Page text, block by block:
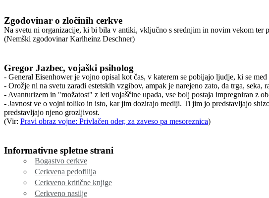
Zgodovinar o zločinih cerkve
Na svetu ni organizacije, ki bi bila v antiki, vključno s srednjim in novim vekom ter
(Nemški zgodovinar Karlheinz Deschner)
Gregor Jazbec, vojaški psiholog
- General Eisenhower je vojno opisal kot čas, v katerem se pobijajo ljudje, ki se
- Orožje ni na svetu zaradi estetskih vzgibov, ampak je narejeno zato, da trga,
- Avanturizem in "možatost" z leti vojaščine upada, vse bolj postaja impregniran z
- Javnost ve o vojni toliko in isto, kar jim dozirajo mediji. Ti jim jo predstavljajo
predstavljajo njeno grozljivost.
(Vir: Pravi obraz vojne: Privlačen oder, za zaveso pa mesoreznica)
Informativne spletne strani
Bogastvo cerkve
Cerkvena pedofilija
Cerkveno kritične knjige
Cerkveno nasilje